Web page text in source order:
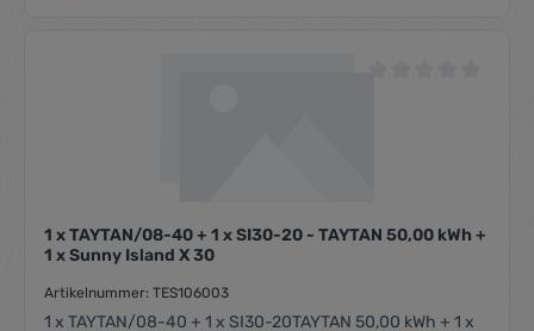
1 x TAYTAN/08-40 + 1 x SI30-20 - TAYTAN 50,00 kWh +
1 x Sunny Island X 30
Artikelnummer: TES106003
1 x TAYTAN/08-40 + 1 x SI30-20TAYTAN 50,00 kWh + 1 x